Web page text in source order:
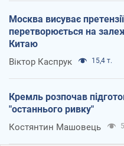
Москва висуває
перетворюється на
Китаю
Віктор Каспрук 15,4 т.
Кремль розпочав
"останнього ривку"
Костянтин Машовець